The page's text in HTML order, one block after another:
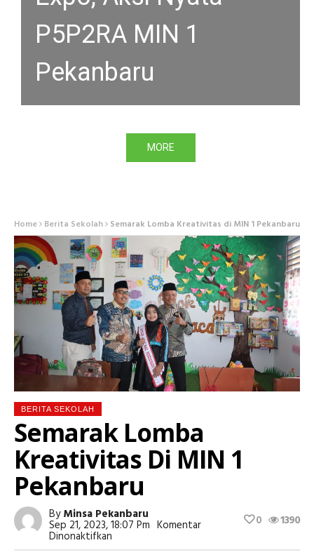
P5P2RA MIN 1
Pekanbaru
MORE
PEKANBARU DI BULAN
RAMADHAN
MORE
Home Berita Sekolah Semarak Lomba Kreativitas di MIN 1 Pekanbaru
BERITA SEKOLAH
Semarak Lomba
Kreativitas Di MIN 1
Pekanbaru
ByMinsa Pekanbaru
Sep 21, 2023, 18:07 Pm Komentar
Dinonaktifkan
Semarak
1390
0